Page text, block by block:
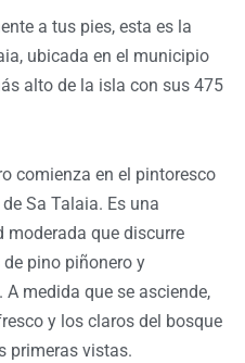
a tus pies, esta es la
ubicada en el municipio
alto de la isla con sus 475
comienza en el pintoresco
Sa Talaia. Es una
que discurre
pino piñonero y
medida que se asciende,
y los claros del bosque
primeras vistas.